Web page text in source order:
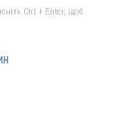
Ctrl + Enter, щоб